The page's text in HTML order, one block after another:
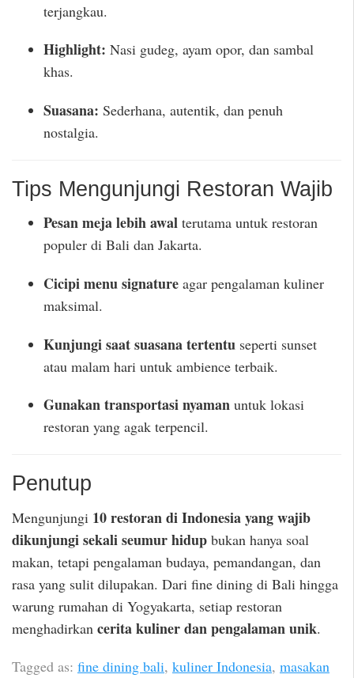
terjangkau.
Highlight: Nasi gudeg, ayam opor, dan sambal
khas.
Suasana: Sederhana, autentik, dan penuh
nostalgia.
Tips Mengunjungi Restoran Wajib
Pesan meja lebih awal terutama untuk restoran
populer di Bali dan Jakarta.
Cicipi menu signature agar pengalaman kuliner
maksimal.
Kunjungi saat suasana tertentu seperti sunset
atau malam hari untuk ambience terbaik.
Gunakan transportasi nyaman untuk lokasi
restoran yang agak terpencil.
Penutup
Mengunjungi 10 restoran di Indonesia yang wajib
dikunjungi sekali seumur hidup bukan hanya soal
makan, tetapi pengalaman budaya, pemandangan, dan
rasa yang sulit dilupakan. Dari fine dining di Bali hingga
warung rumahan di Yogyakarta, setiap restoran
menghadirkan cerita kuliner dan pengalaman unik.
Tagged as: fine dining bali, kuliner Indonesia, masakan